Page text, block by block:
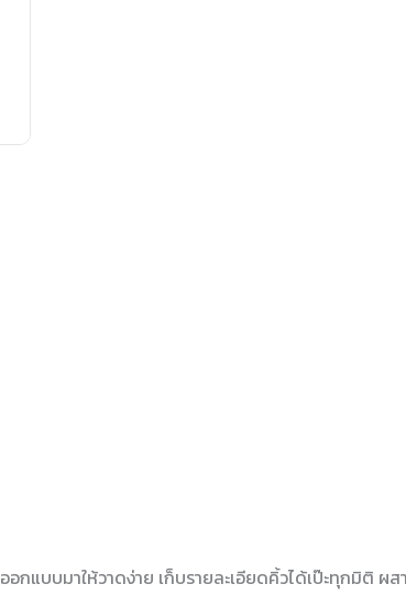
ออกแบบมาให้วาดง่าย เก็บรายละเอียดคิ้วได้เป๊ะทุกมิติ